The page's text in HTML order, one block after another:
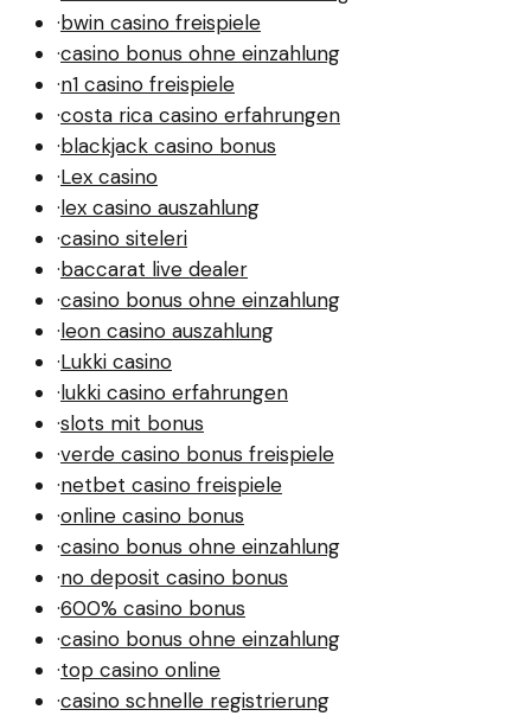
·bwin casino freispiele
·casino bonus ohne einzahlung
·n1 casino freispiele
·costa rica casino erfahrungen
·blackjack casino bonus
·Lex casino
·lex casino auszahlung
·casino siteleri
·baccarat live dealer
·casino bonus ohne einzahlung
·leon casino auszahlung
·Lukki casino
·lukki casino erfahrungen
·slots mit bonus
·verde casino bonus freispiele
·netbet casino freispiele
·online casino bonus
·casino bonus ohne einzahlung
·no deposit casino bonus
·600% casino bonus
·casino bonus ohne einzahlung
·top casino online
·casino schnelle registrierung